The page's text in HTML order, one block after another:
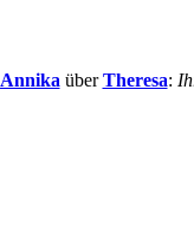
Annika überTheresa: